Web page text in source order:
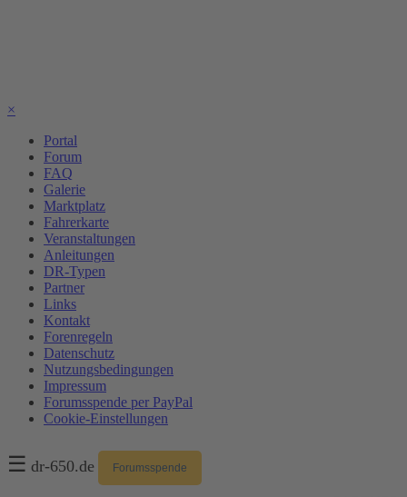
×
Portal
Forum
FAQ
Galerie
Marktplatz
Fahrerkarte
Veranstaltungen
Anleitungen
DR-Typen
Partner
Links
Kontakt
Forenregeln
Datenschutz
Nutzungsbedingungen
Impressum
Forumsspende per PayPal
Cookie-Einstellungen
☰ dr-650.de Forumsspende